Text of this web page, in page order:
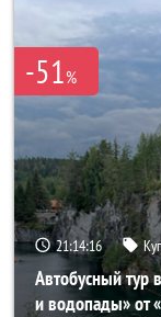
-51%
21:14:14
Автобусный тур
и водопады» от